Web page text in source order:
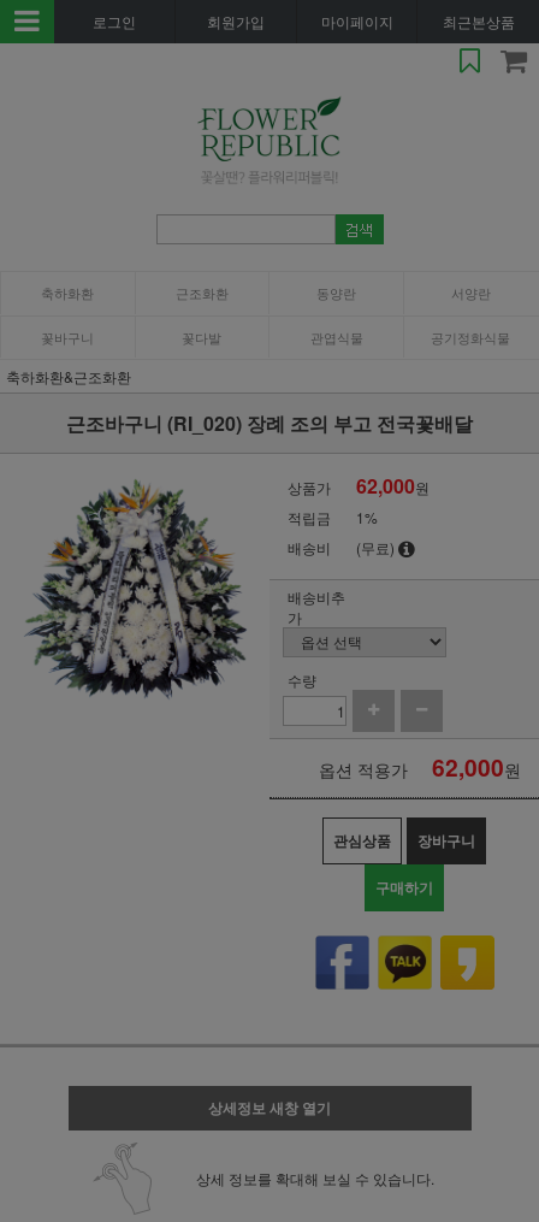
로그인 회원가입 마이페이지 최근본상품
축하화환 근조화환 동양란 서양란
꽃바구니 꽃다발 관엽식물 공기정화식물
축하화환&근조화환
근조바구니 (RI_020) 장례 조의 부고 전국꽃배달
상품가 62,000원
적립금
1%
배송비
(무료)
배송비추
가
수량
옵션 적용가 62,000원
관심상품 장바구니
구매하기
상세정보 새창 열기
상세 정보를 확대해 보실 수 있습니다.